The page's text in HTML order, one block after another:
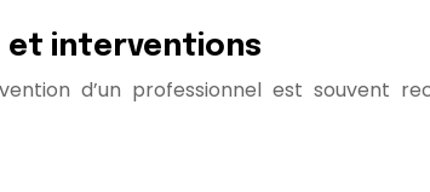
et interventions
d’un professionnel est souvent